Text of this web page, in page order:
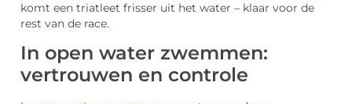
komt een triatleet frisser uit het water – klaar voor de
rest van de race.
In open water zwemmen:
vertrouwen en controle